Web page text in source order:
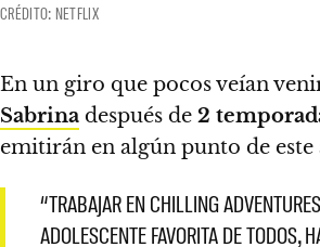
CRÉDITO: NETFLIX
En un giro que pocos veían
Sabrina después de 2
emitirán en algún punto de
“TRABAJAR EN CHILLING
ADOLESCENTE FAVORITA DE TODOS,